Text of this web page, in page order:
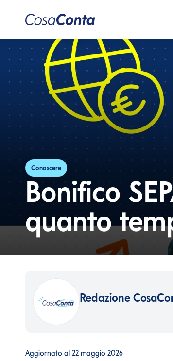
Conoscere
Bonifico
quanto
Redazione
Aggiornato al 22 maggio 2026